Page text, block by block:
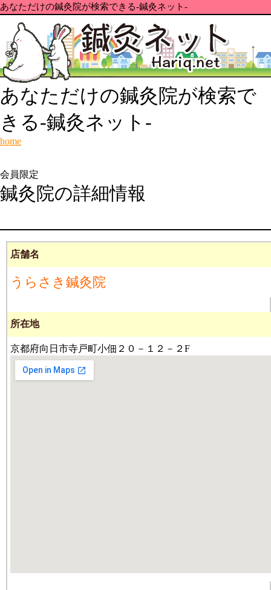
あなただけの鍼灸院が検索できる-鍼灸ネット-
あなただけの鍼灸院が検索で
きる-鍼灸ネット-
home
会員限定
鍼灸院の詳細情報
店舗名
うらさき鍼灸院
所在地
京都府向日市寺戸町小佃２０－１２－２F